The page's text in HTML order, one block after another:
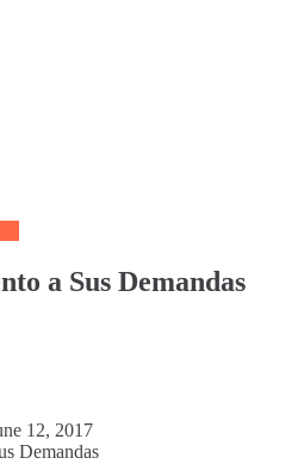
a Sus Demandas
12, 2017